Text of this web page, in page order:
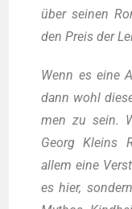
über sei­nen
den Preis der
Wenn es eine
dann wohl
men zu sein.
Georg Kleins
allem eine
es hier,